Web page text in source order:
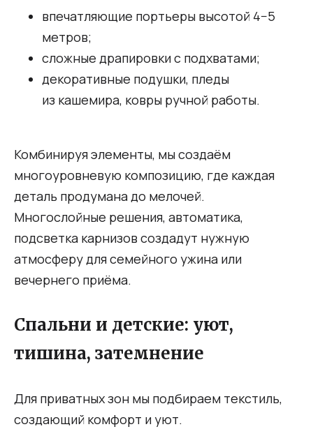
впечатляющие портьеры высотой 4−5
метров;
сложные драпировки с подхватами;
декоративные подушки, пледы
из кашемира, ковры ручной работы.
Комбинируя элементы, мы создаём
многоуровневую композицию, где каждая
деталь продумана до мелочей.
Многослойные решения, автоматика,
подсветка карнизов создадут нужную
атмосферу для семейного ужина или
вечернего приёма.
Спальни и детские: уют,
тишина, затемнение
Для приватных зон мы подбираем текстиль,
создающий комфорт и уют.